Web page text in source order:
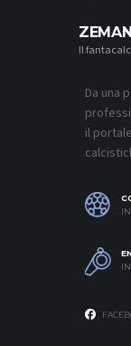
Il
Da una
il